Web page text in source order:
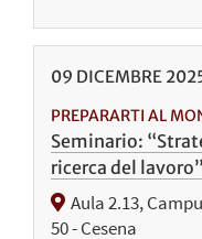
09 DICEMBRE
PREPARARTI AL
Seminario:
ricerca del
Aula 2.13,
50 - Cesena